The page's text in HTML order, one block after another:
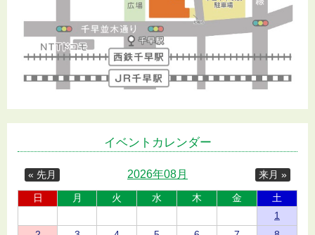
イベントカレンダー
« 先月 来月 »
2026年08月
日 月 火 水 木 金
土
1